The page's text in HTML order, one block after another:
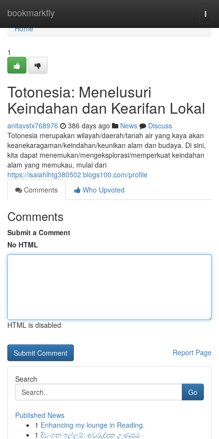
bookmarkfly
Home
Home
1
Totonesia: Menelusuri
Keindahan dan Kearifan Lokal
anitavstx768976 386 days ago News
Discuss
Totonesia merupakan wilayah/daerah/tanah air yang kaya akan
keanekaragaman/keindahan/keunikan alam dan budaya. Di sini,
kita dapat menemukan/mengeksplorasi/memperkuat keindahan
alam yang memukau, mulai dari
https://isaiahlhtg380502.blogs100.com/profile
Comments
Who Upvoted
Comments
Submit a Comment
No HTML
HTML is disabled
Report Page
Search
Go
Published News
1 Enhancing my lounge in Reading.
1 දිවංගන ඉල්ලුම්: අවුරුද්දක උණුසුම